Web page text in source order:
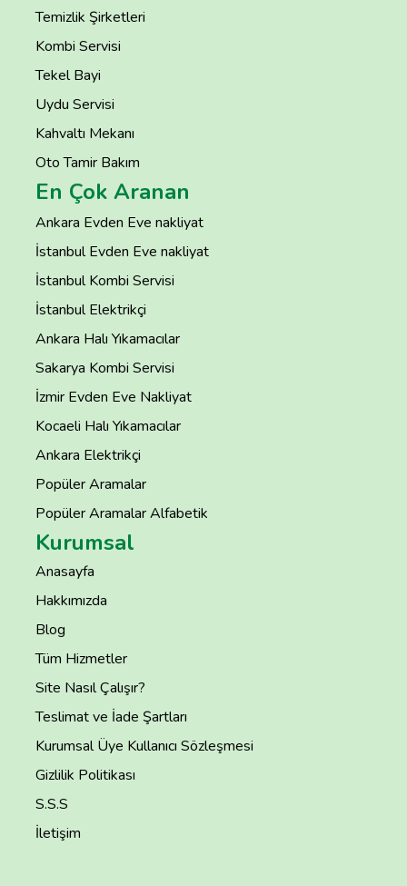
Temizlik Şirketleri
Kombi Servisi
Tekel Bayi
Uydu Servisi
Kahvaltı Mekanı
Oto Tamir Bakım
En Çok Aranan
Ankara Evden Eve nakliyat
İstanbul Evden Eve nakliyat
İstanbul Kombi Servisi
İstanbul Elektrikçi
Ankara Halı Yıkamacılar
Sakarya Kombi Servisi
İzmir Evden Eve Nakliyat
Kocaeli Halı Yıkamacılar
Ankara Elektrikçi
Popüler Aramalar
Popüler Aramalar Alfabetik
Kurumsal
Anasayfa
Hakkımızda
Blog
Tüm Hizmetler
Site Nasıl Çalışır?
Teslimat ve İade Şartları
Kurumsal Üye Kullanıcı Sözleşmesi
Gizlilik Politikası
S.S.S
İletişim